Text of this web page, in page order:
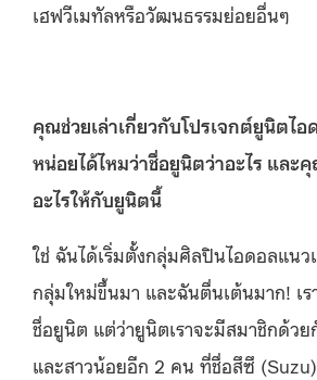
เฮฟวีเมทัลหรือวัฒนธรรมย่อยอื่นๆ
คุณช่วยเล่าเกี่ยวกับโปรเจกต์ยูนิตไ
หน่อยได้ไหมว่าชื่อยูนิตว่าอะไร และ
อะไรให้กับยูนิตนี้
ใช่ ฉันได้เริ่มตั้งกลุ่มศิลปินไอดอลแนว
กลุ่มใหม่ขึ้นมา และฉันตื่นเต้นมาก! เร
ชื่อยูนิต แต่ว่ายูนิตเราจะมีสมาชิกด้ว
และสาวน้อยอีก 2 คน ที่ชื่อสึซึ